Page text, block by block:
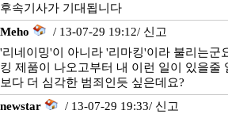
후속기사가 기대됩니다
Meho
/ 13-07-29 19:12/ 신고
'리네이밍'이 아니라 '리마킹'이라 불리는군
킹 제품이 나오고부터 내 이런 일이 있을줄
보다 더 심각한 범죄인듯 싶은데요?
newstar
/ 13-07-29 19:33/ 신고